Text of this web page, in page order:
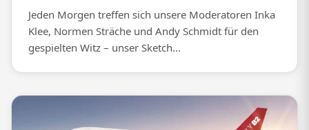
Jeden Morgen treffen sich unsere Moderatoren Inka
Klee, Normen Sträche und Andy Schmidt für den
gespielten Witz – unser Sketch...